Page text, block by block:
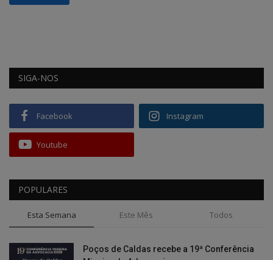
SIGA-NOS
Facebook Instagram
Youtube
POPULARES
Esta Semana Este Mês Todos
Poços de Caldas recebe a 19ª Conferência